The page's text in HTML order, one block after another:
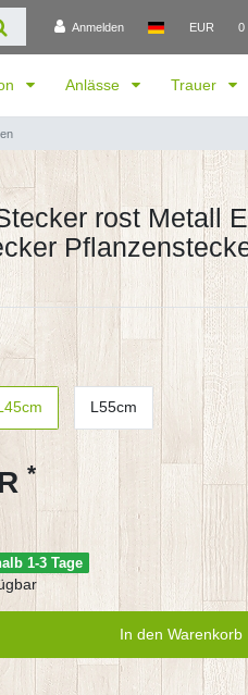
Anmelden EUR 0
Anlässe Trauer
rost Metall
L55cm
*
1-3 Tage
In den Warenkorb